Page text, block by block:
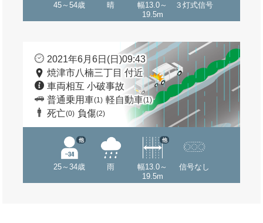
45～54歳 晴
幅13.0～
19.5m
３灯式信号
2021年6月6日(日)09:43
焼津市八楠三丁目 付近
車両相互 小破事故
普通乗用車(1) 軽自動車(1)
死亡(0) 負傷(2)
25～34歳
他
雨
幅13.0～
19.5m
他
信号なし